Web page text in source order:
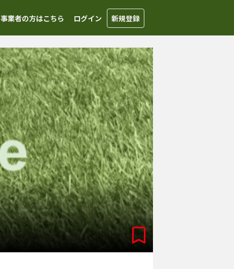
事業者の方はこちら ログイン 新規登録